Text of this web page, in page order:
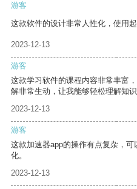
游客
这款软件的设计非常人性化，使用起
2023-12-13
游客
这款学习软件的课程内容非常丰富
解非常生动，让我能够轻松理解知识
2023-12-13
游客
这款加速器app的操作有点复杂，
化。
2023-12-13